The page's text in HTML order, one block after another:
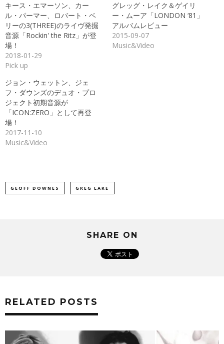
有
(新
し
い
ウ
ィ
ウ
開
す)
リ
ッ
ク
し
て
く
ィ
ン
ド
ウ
で
開
キース・エマーソン、カー
ル・パーマー、ロバート・ベ
リーの3(THREE)のライヴ発掘
音源「Rockin' the Ritz」が登
場！
2018-01-29
Pick up
グレッグ・レイク＆ゲイリ
ー・ムーア「LONDON ‘81」
アルバムレビュー
2015-09-07
Music&Video
ジョン・ウェットン、ジェ
フ・ダウンズのデュオ・プロ
ジェクト初期音源が
「ICON:ZERO」として再登
場！
2017-11-10
Music&Video
GEOFF DOWNES GREG LAKE
SHARE ON
RELATED POSTS